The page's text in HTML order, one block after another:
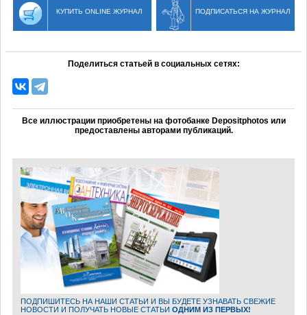
КУПИТЬ ONLINE ЖУРНАЛ ПОДПИСАТЬСЯ НА ЖУРНАЛ
Поделиться статьей в социальных сетях:
Все иллюстрации приобретены на фотобанке Depositphotos или
предоставлены авторами публикаций.
ПОДПИШИТЕСЬ НА НАШИ СТАТЬИ И ВЫ БУДЕТЕ УЗНАВАТЬ СВЕЖИЕ
НОВОСТИ И ПОЛУЧАТЬ НОВЫЕ СТАТЬИ ОДНИМ ИЗ ПЕРВЫХ!